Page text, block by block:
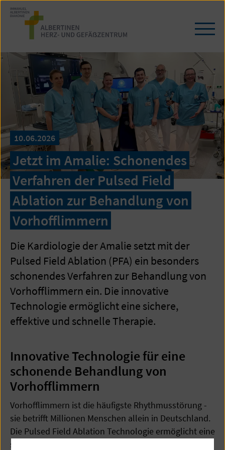
Zum
Seiteninhalt
springen
10.06.2026
Jetzt im Amalie: Schonendes
Verfahren der Pulsed Field
Ablation zur Behandlung von
Vorhofflimmern
Die Kardiologie der Amalie setzt mit der
Pulsed Field Ablation (PFA) ein besonders
schonendes Verfahren zur Behandlung von
Vorhofflimmern ein. Die innovative
Technologie ermöglicht eine sichere,
effektive und schnelle Therapie.
Innovative Technologie für eine
schonende Behandlung von
Vorhofflimmern
Vorhofflimmern ist die häufigste Rhythmusstörung -
sie betrifft Millionen Menschen allein in Deutschland.
Die Pulsed Field Ablation Technologie ermöglicht eine
sehr effektive, schnelle und sichere Behandlung